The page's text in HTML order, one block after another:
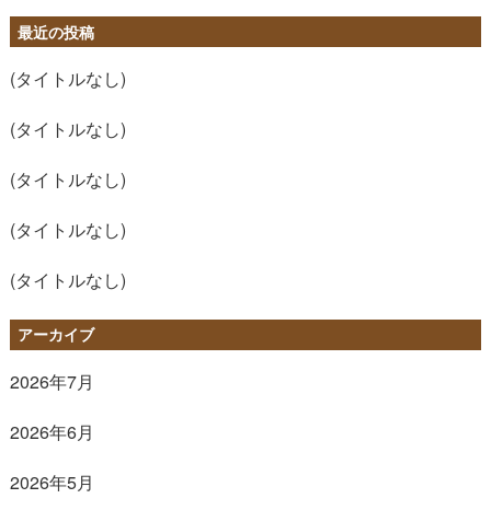
最近の投稿
(タイトルなし)
(タイトルなし)
(タイトルなし)
(タイトルなし)
(タイトルなし)
アーカイブ
2026年7月
2026年6月
2026年5月